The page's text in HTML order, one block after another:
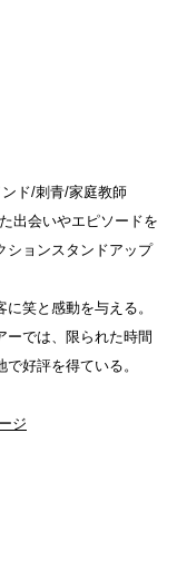
ド/刺青/家庭教師
出会いやエピソードを
ションスタンドアップ
笑と感動を与える。
ーでは、限られた時間
好評を得ている。
ジ